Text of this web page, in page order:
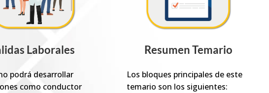
Laborales
podrá desarrollar
como conductor
Resumen Temario
Los bloques principales de este
temario son los siguientes: